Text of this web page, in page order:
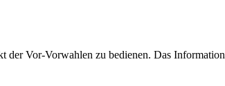
Vor-Vorwahlen zu bedienen. Das